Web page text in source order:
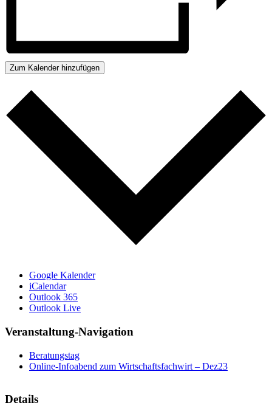
Zum Kalender hinzufügen
Google Kalender
iCalendar
Outlook 365
Outlook Live
Veranstaltung-Navigation
Beratungstag
Online-Infoabend zum Wirtschaftsfachwirt – Dez23
Details